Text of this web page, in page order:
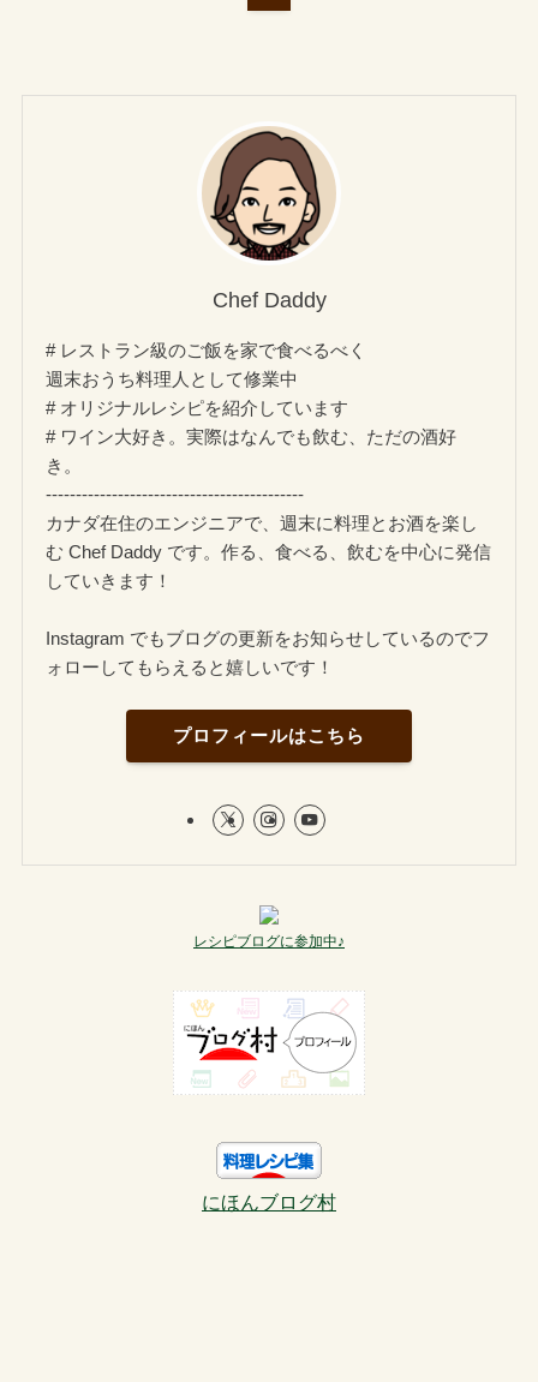
Chef Daddy
# レストラン級のご飯を家で食べるべく
週末おうち料理人として修業中
# オリジナルレシピを紹介しています
# ワイン大好き。実際はなんでも飲む、ただの酒好
き。
-------------------------------------------
カナダ在住のエンジニアで、週末に料理とお酒を楽し
む Chef Daddy です。作る、食べる、飲むを中心に発信
していきます！
Instagram でもブログの更新をお知らせしているのでフ
ォローしてもらえると嬉しいです！
プロフィールはこちら
レシピブログに参加中♪
にほんブログ村